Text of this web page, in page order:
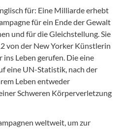
für: Eine Milliarde erhebt
für ein Ende der Gewalt
und für die Gleichstellung. Sie
von der New Yorker Künstlerin
ins Leben gerufen. Die eine
eine UN-Statistik, nach der
Leben entweder
Schweren Körperverletzung
weltweit, um zur